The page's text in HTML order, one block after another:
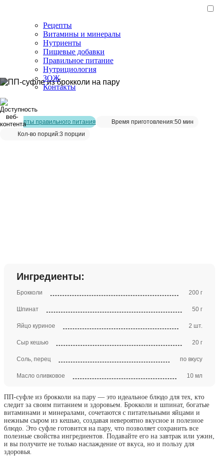
Рецепты
Витамины и минералы
Нутриенты
Пищевые добавки
Правильное питание
Нутрициология
ЗОЖ
Контакты
Главная страница
Рецепты правильного питания Время приготовления:50 мин
Кол-во порций:3 порции
Ингредиенты:
Брокколи 200 г
Шпинат 50 г
Яйцо куриное 2 шт.
Сыр кешью 20 г
Соль, перец по вкусу
Масло оливковое 10 мл
ПП-суфле из брокколи на пару — это идеальное блюдо для тех, кто
следит за своим питанием и здоровьем. Брокколи и шпинат, богатые
витаминами и минералами, сочетаются с питательными яйцами и
нежным сыром из кешью, создавая невероятно вкусное и полезное
блюдо. Это суфле готовится на пару, что позволяет сохранить все
полезные свойства ингредиентов. Подавайте его на завтрак или ужин,
и вы получите не только наслаждение от вкуса, но и пользу для
здоровья.